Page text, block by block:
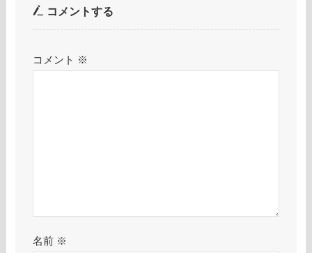
コメントする
コメント ※
名前 ※